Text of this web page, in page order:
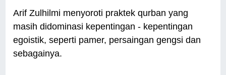
Arif Zulhilmi menyoroti praktek qurban yang
masih didominasi kepentingan - kepentingan
egoistik, seperti pamer, persaingan gengsi dan
sebagainya.